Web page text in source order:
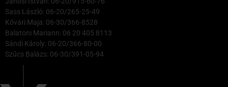
Sass László: 06-20/265-25-49
Kővári Maja: 06-30/366-8528
Balatoni Mariann: 06 20 405 8113
Sándi Károly: 06-20/366-80-00
Szűcs Balázs: 06-30/391-05-94